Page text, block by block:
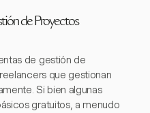
de Proyectos
de gestión de
que gestionan
Si bien algunas
gratuitos, a menudo